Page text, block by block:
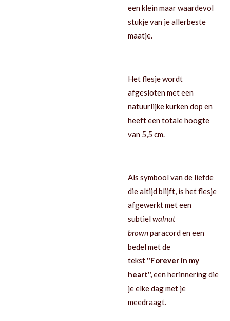
een klein maar waardevol
stukje van je allerbeste
maatje.
Het flesje wordt
afgesloten met een
natuurlijke kurken dop en
heeft een totale hoogte
van 5,5 cm.
Als symbool van de liefde
die altijd blijft, is het flesje
afgewerkt met een
subtielwalnut
brownparacord en een
bedel met de
tekst "Forever in my
heart",een herinnering die
je elke dag met je
meedraagt.